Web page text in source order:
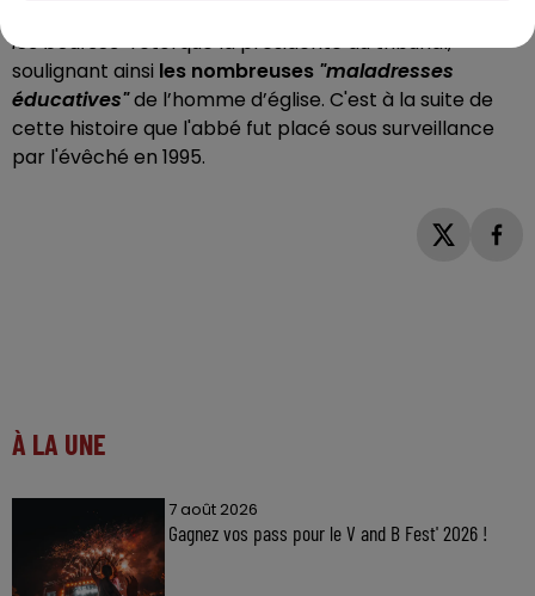
les bourses"rétorque la présidente du tribunal,
soulignant ainsi les nombreuses "maladresses
éducatives"de l’homme d’église. C'est à la suite de
cette histoire que l'abbé fut placé sous surveillance
par l'évêché en 1995.
À LA UNE
7 août 2026
Gagnez vos pass pour le V and B Fest' 2026 !